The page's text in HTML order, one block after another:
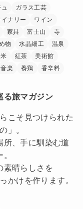
ガラス工芸
イナリー
ワイン
家具 富士山
寺
物 水晶細工
温泉
米 紅茶
美術館
音楽 養鶏 香辛料
る旅マガジン
こそ見つけられた
」。
所、手に馴染む道
素晴らしさを
かけを作ります。